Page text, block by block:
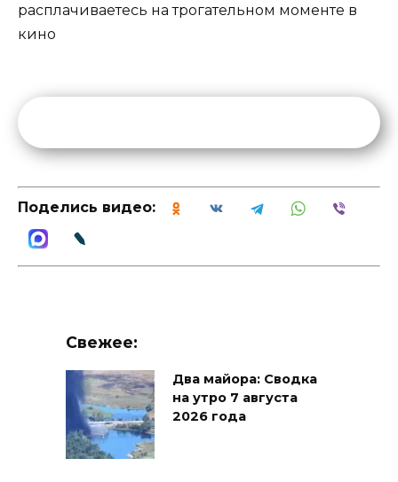
расплачиваетесь на трогательном моменте в
кино
Поделись видео:
Свежее:
Два майора: Сводка
на утро 7 августа
2026 года